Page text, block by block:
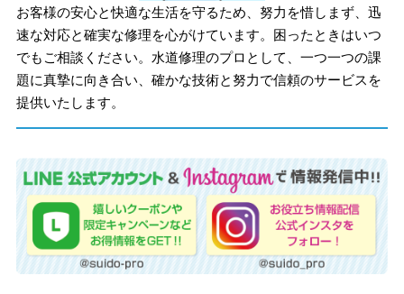
お客様の安心と快適な生活を守るため、努力を惜しまず、迅
速な対応と確実な修理を心がけています。困ったときはいつ
でもご相談ください。水道修理のプロとして、一つ一つの課
題に真摯に向き合い、確かな技術と努力で信頼のサービスを
提供いたします。